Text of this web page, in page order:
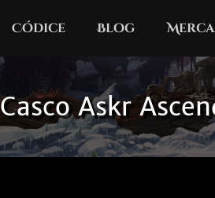
Códice Blog
Casco Askr